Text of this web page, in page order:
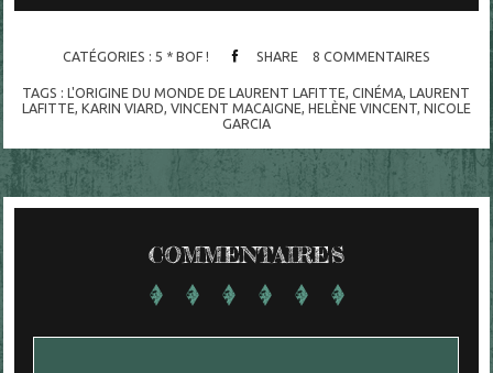
CATÉGORIES : 5 * BOF ! SHARE 8 COMMENTAIRES
TAGS :L'ORIGINE DU MONDE DE LAURENT LAFITTE ,CINÉMA ,LAURENT
LAFITTE KARIN VIARD VINCENT MACAIGNE HELÈNE VINCENT, NICOLE
GARCIA
COMMENTAIRES